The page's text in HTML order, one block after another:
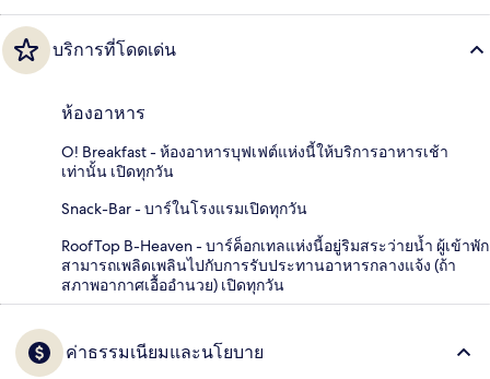
บริการที่โดดเด่น
ห้องอาหาร
O! Breakfast - ห้องอาหารบุฟเฟต์แห่งนี้ให้บริการอาหารเช้า
เท่านั้น เปิดทุกวัน
Snack-Bar - บาร์ในโรงแรมเปิดทุกวัน
RoofTop B-Heaven - บาร์ค็อกเทลแห่งนี้อยู่ริมสระว่ายน้ำ ผู้เข้าพัก
สามารถเพลิดเพลินไปกับการรับประทานอาหารกลางแจ้ง (ถ้า
สภาพอากาศเอื้ออำนวย) เปิดทุกวัน
ค่าธรรมเนียมและนโยบาย